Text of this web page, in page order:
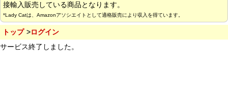
接輸入販売している商品となります。
*Lady Catは、Amazonアソシエイトとして適格販売により収入を得ています。
トップ
ログイン
サービス終了しました。